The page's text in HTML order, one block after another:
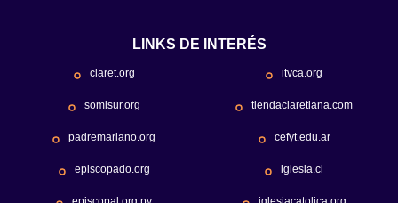
LINKS DE INTERÉS
claret.org itvca.org
somisur.org tiendaclaretiana.com
padremariano.org cefyt.edu.ar
episcopado.org iglesia.cl